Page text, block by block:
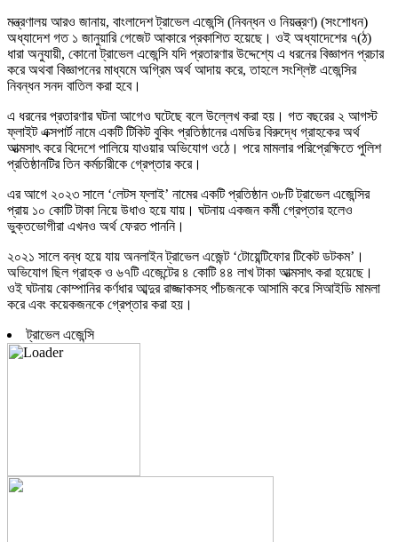
মন্ত্রণালয় আরও জানায়, বাংলাদেশ ট্রাভেল এজেন্সি (নিবন্ধন ও নিয়ন্ত্রণ) (সংশোধন)
অধ্যাদেশ গত ১ জানুয়ারি গেজেট আকারে প্রকাশিত হয়েছে। ওই অধ্যাদেশের ৭(ঠ)
ধারা অনুযায়ী, কোনো ট্রাভেল এজেন্সি যদি প্রতারণার উদ্দেশ্যে এ ধরনের বিজ্ঞাপন প্রচার
করে অথবা বিজ্ঞাপনের মাধ্যমে অগ্রিম অর্থ আদায় করে, তাহলে সংশ্লিষ্ট এজেন্সির
নিবন্ধন সনদ বাতিল করা হবে।
এ ধরনের প্রতারণার ঘটনা আগেও ঘটেছে বলে উল্লেখ করা হয়। গত বছরের ২ আগস্ট
ফ্লাইট এক্সপার্ট নামে একটি টিকিট বুকিং প্রতিষ্ঠানের এমডির বিরুদ্ধে গ্রাহকের অর্থ
আত্মসাৎ করে বিদেশে পালিয়ে যাওয়ার অভিযোগ ওঠে। পরে মামলার পরিপ্রেক্ষিতে পুলিশ
প্রতিষ্ঠানটির তিন কর্মচারীকে গ্রেপ্তার করে।
এর আগে ২০২৩ সালে ‘লেটস ফ্লাই’ নামের একটি প্রতিষ্ঠান ৩৮টি ট্রাভেল এজেন্সির
প্রায় ১০ কোটি টাকা নিয়ে উধাও হয়ে যায়। ঘটনায় একজন কর্মী গ্রেপ্তার হলেও
ভুক্তভোগীরা এখনও অর্থ ফেরত পাননি।
২০২১ সালে বন্ধ হয়ে যায় অনলাইন ট্রাভেল এজেন্ট ‘টোয়েন্টিফোর টিকেট ডটকম’।
অভিযোগ ছিল গ্রাহক ও ৬৭টি এজেন্টের ৪ কোটি ৪৪ লাখ টাকা আত্মসাৎ করা হয়েছে।
ওই ঘটনায় কোম্পানির কর্ণধার আব্দুর রাজ্জাকসহ পাঁচজনকে আসামি করে সিআইডি মামলা
করে এবং কয়েকজনকে গ্রেপ্তার করা হয়।
ট্রাভেল এজেন্সি